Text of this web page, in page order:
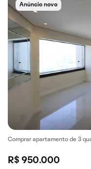
Anúncio novo
Comprar apartamento de 3
R$ 950.000